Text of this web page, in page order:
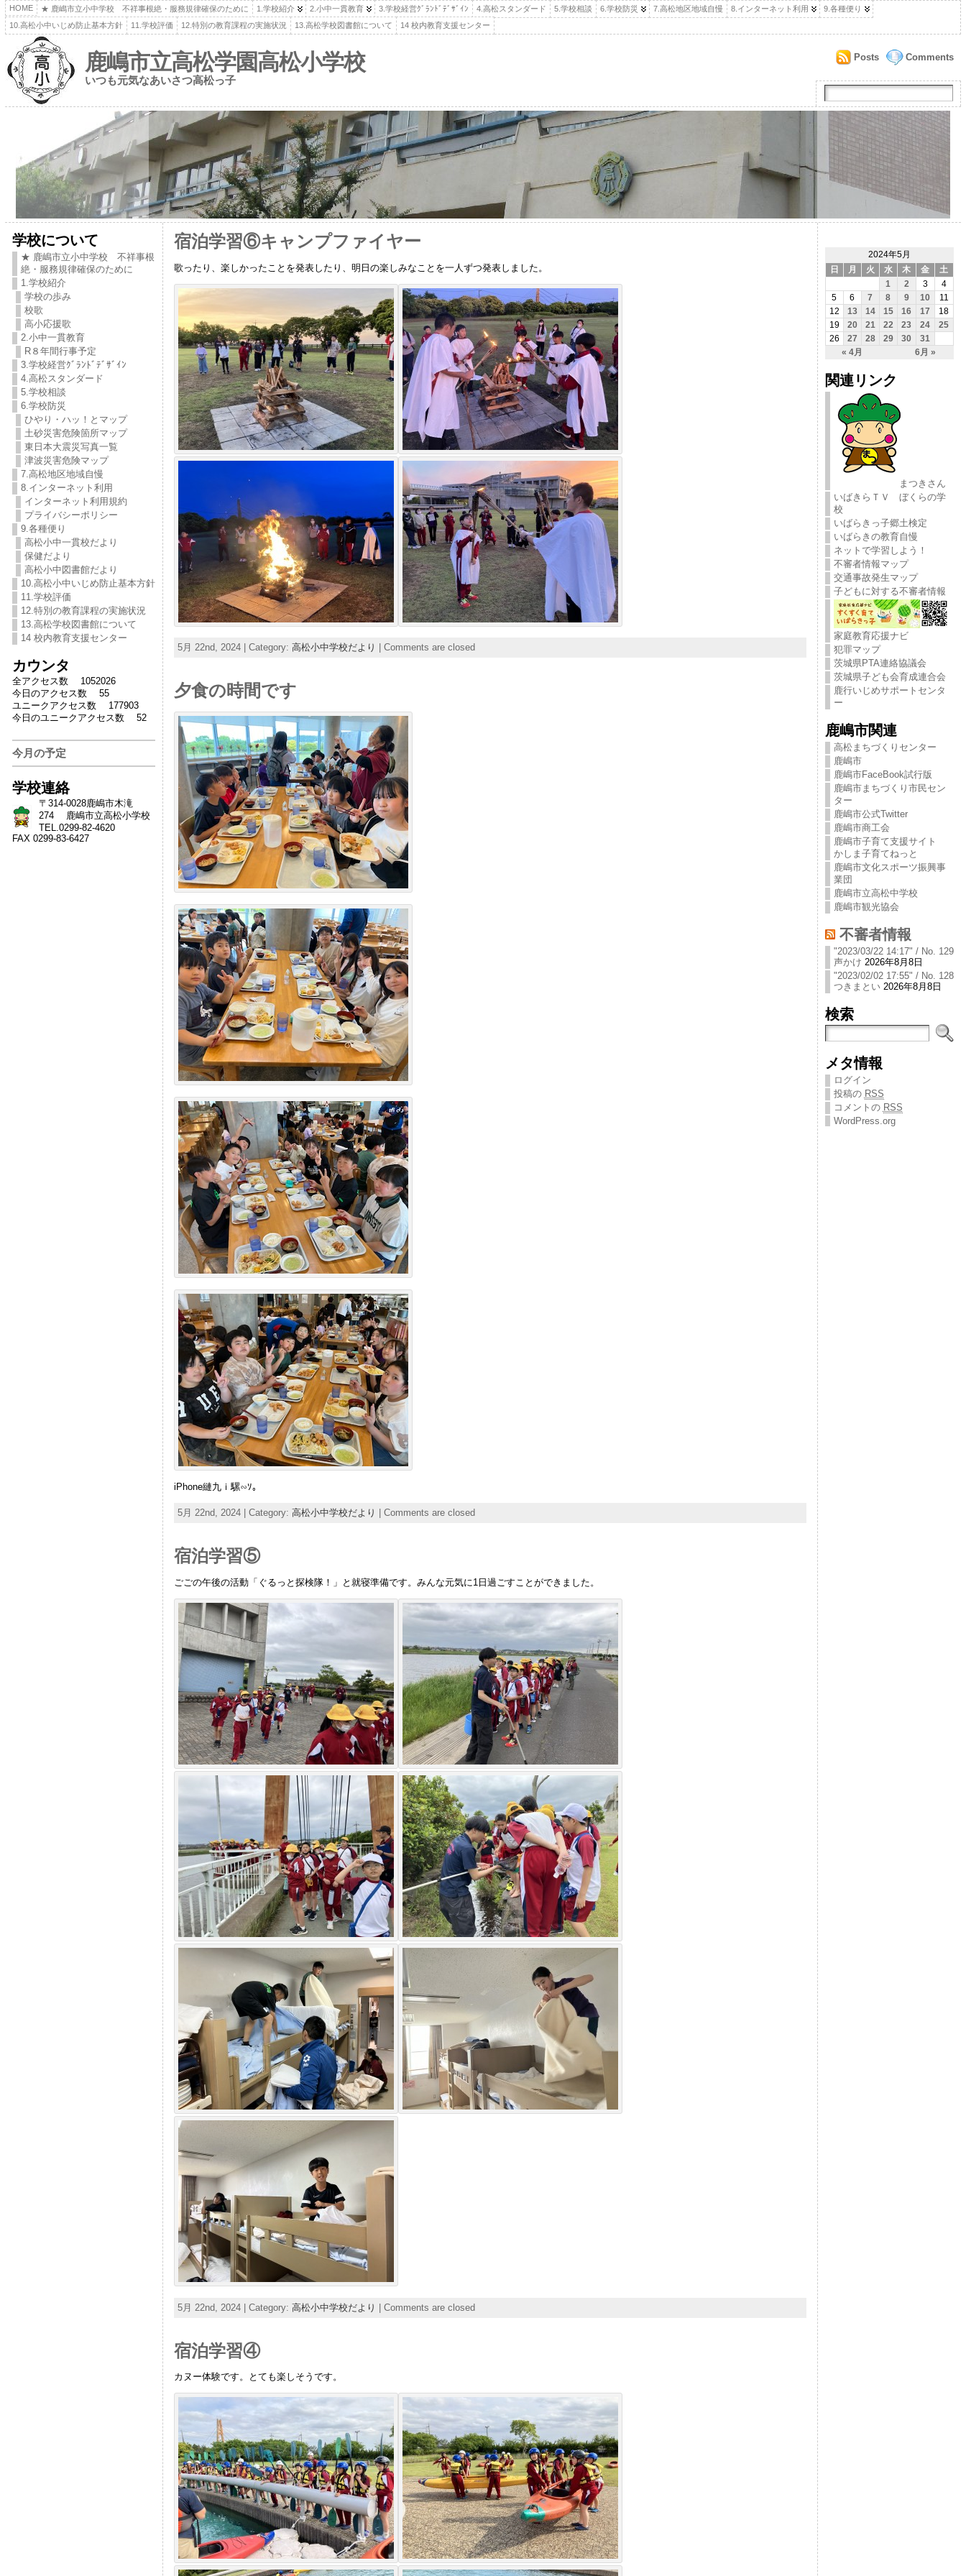
HOME ★ 鹿嶋市立小中学校 不祥事根絶・服務規律確保のために 1.学校紹介 2.小中一貫教育 3.学校経営ｸﾞﾗﾝﾄﾞﾃﾞｻﾞｲﾝ 4.高松スタンダード 5.学校相談 6.学校防災 7.高松地区地域自慢 8.インターネット利用
9.各種便り
10.高松小中いじめ防止基本方針
11.学校評価 12.特別の教育課程の実施状況 13.高松学校図書館について 14 校内教育支援センター
鹿嶋市立高松学園高松小学校
いつも元気なあいさつ高松っ子
Comments
Posts
学校について
★ 鹿嶋市立小中学校 不祥事根
絶・服務規律確保のために
1.学校紹介
学校の歩み
校歌
高小応援歌
2.小中一貫教育
R８年間行事予定
3.学校経営ｸﾞﾗﾝﾄﾞﾃﾞｻﾞｲﾝ
4.高松スタンダード
5.学校相談
6.学校防災
ひやり・ハッ！とマップ
土砂災害危険箇所マップ
東日本大震災写真一覧
津波災害危険マップ
7.高松地区地域自慢
8.インターネット利用
インターネット利用規約
プライバシーポリシー
9.各種便り
高松小中一貫校だより
保健だより
高松小中図書館だより
10.高松小中いじめ防止基本方針
11.学校評価
12.特別の教育課程の実施状況
13.高松学校図書館について
14 校内教育支援センター
カウンタ
全アクセス数 1052026
今日のアクセス数 55
ユニークアクセス数 177903
今日のユニークアクセス数 52
今月の予定
学校連絡
〒314-0028鹿嶋市木滝
274 鹿嶋市立高松小学校
TEL.0299-82-4620
FAX 0299-83-6427
宿泊学習⑥キャンプファイヤー
歌ったり、楽しかったことを発表したり、明日の楽しみなことを一人ずつ発表しました。
5月 22nd, 2024 | Category: 高松小中学校だより Comments are closed
夕食の時間です
iPhone縺九ｉ騾∽ｿ｡
5月 22nd, 2024 | Category: 高松小中学校だより Comments are closed
宿泊学習⑤
ごごの午後の活動「ぐるっと探検隊！」と就寝準備です。みんな元気に1日過ごすことができました。
5月 22nd, 2024 | Category: 高松小中学校だより | Comments are closed
宿泊学習④
カヌー体験です。とても楽しそうです。
2024年5月
日
月 火 水 木 金 土
« 4月 6月 »
1 2 3
4
5
6 7 8 9 10
11
12
13 14 15 16 17
18
19
20 21 22 23 24
25
26
27 28 29 30 31
関連リンク
まつきさん
いばきらＴＶ ぼくらの学
校
いばらきっ子郷土検定
いばらきの教育自慢
ネットで学習しよう！
不審者情報マップ
交通事故発生マップ
子どもに対する不審者情報
家庭教育応援ナビ
犯罪マップ
茨城県PTA連絡協議会
茨城県子ども会育成連合会
鹿行いじめサポートセンタ
ー
鹿嶋市関連
高松まちづくりセンター
鹿嶋市
鹿嶋市FaceBook試行版
鹿嶋市まちづくり市民セン
ター
鹿嶋市公式Twitter
鹿嶋市商工会
鹿嶋市子育て支援サイト
かしま子育てねっと
鹿嶋市文化スポーツ振興事
業団
鹿嶋市立高松中学校
鹿嶋市観光協会
不審者情報
"2023/03/22 14:17" / No. 129
声かけ 2026年8月8日
"2023/02/02 17:55" / No. 128
つきまとい 2026年8月8日
検索
メタ情報
ログイン
投稿の RSS
コメントの RSS
WordPress.org